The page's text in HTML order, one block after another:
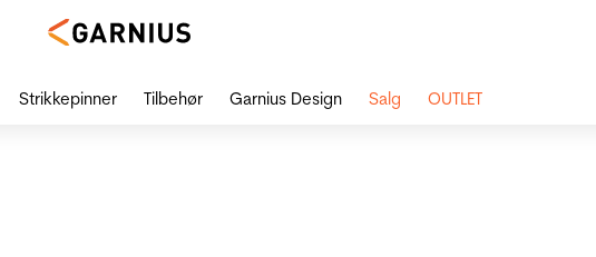
Strikkepinner Tilbehør Garnius Design Salg OUTLET